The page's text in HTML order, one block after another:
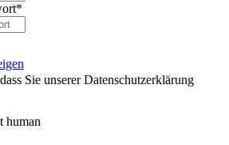
*
Sie unserer Datenschutzerklärung
human